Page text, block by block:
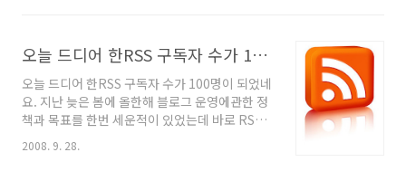
오늘 드디어 한RSS 구독자 수가 100명이 되었네요.
오늘 드디어 한RSS 구독자 수가 100명이 되었네
요. 지난 늦은 봄에 올한해 블로그 운영에관한 정
책과 목표를 한번 세운적이 있었는데 바로 RSS
구독자 수를 100명으로 상징적인 의미로다 목표
로 세웠었는데, 오늘 드디어 목표달성을 하게 되
2008. 9. 28.